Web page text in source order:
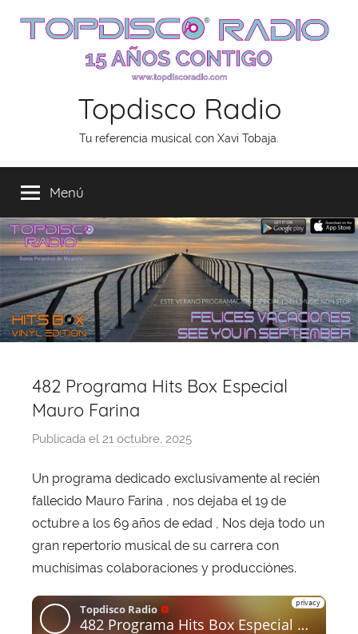
Topdisco Radio
Tu referencia musical con Xavi Tobaja.
Menú
482 Programa Hits Box Especial
Mauro Farina
Publicada el 21 octubre, 2025
r
X
a
v
i
b
Un programa dedicado exclusivamente al recién
fallecido Mauro Farina , nos dejaba el 19 de
octubre a los 69 años de edad , Nos deja todo un
gran repertorio musical de su carrera con
muchísimas colaboraciones y producciónes.